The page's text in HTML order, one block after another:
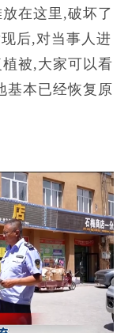
在这里,破坏了
后,对当事人进
被,大家可以看
基本已经恢复原